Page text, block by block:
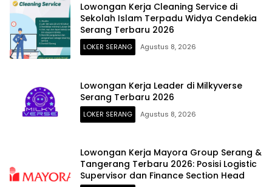
Lowongan Kerja Cleaning Service di
Sekolah Islam Terpadu Widya Cendekia
Serang Terbaru 2026
LOKER SERANG Agustus 8, 2026
Lowongan Kerja Leader di Milkyverse
Serang Terbaru 2026
LOKER SERANG Agustus 8, 2026
Lowongan Kerja Mayora Group Serang &
Tangerang Terbaru 2026: Posisi Logistic
Supervisor dan Finance Section Head